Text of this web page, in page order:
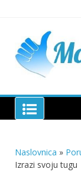
Naslovnica »
Izrazi svoju tugu